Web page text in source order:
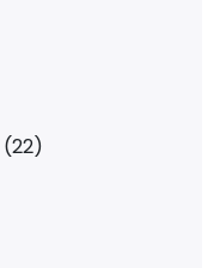
(22)